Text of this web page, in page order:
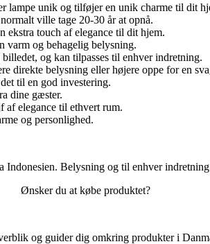
lampe unik og tilføjer en unik charme til dit
ville tage 20-30 år at opnå.
ekstra touch af elegance til dit hjem.
varm og behagelig belysning.
og kan tilpasses til enhver indretning.
direkte belysning eller højere oppe for en
til en god investering.
dine gæster.
af elegance til ethvert rum.
og personlighed.
Indonesien. Belysning og til enhver
Ønsker du at købe produktet?
og guider dig omkring produkter i